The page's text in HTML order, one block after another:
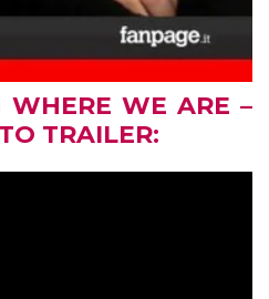
WHERE WE ARE –
TRAILER: